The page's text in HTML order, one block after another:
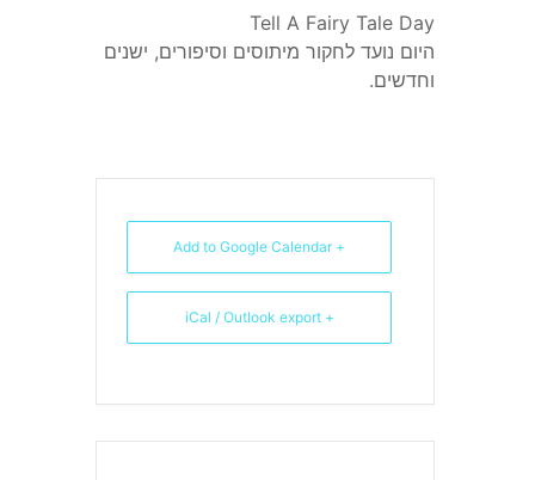
Tell A Fairy Tale Day
היום נועד לחקור מיתוסים וסיפורים, ישנים
וחדשים.
+ Add to Google Calendar
+ iCal / Outlook export